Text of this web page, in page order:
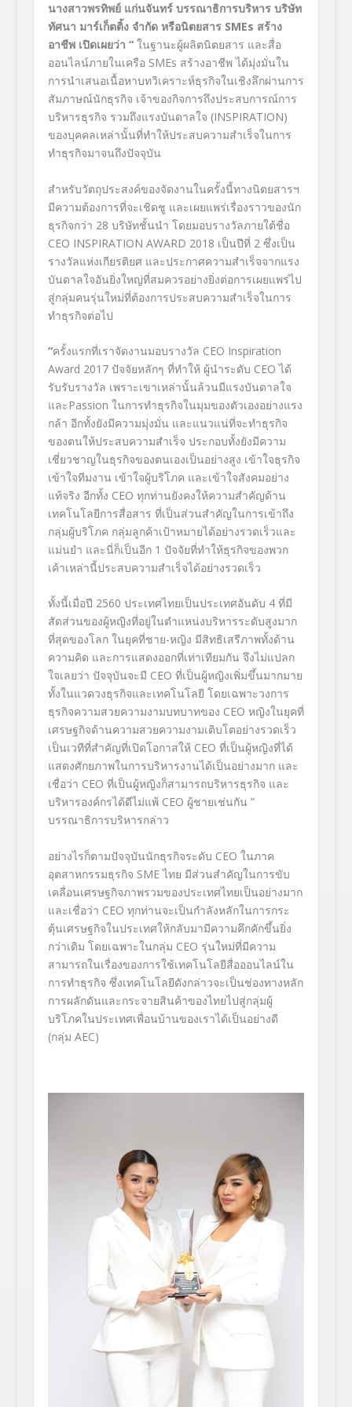
นางสาวพรทิพย์ แก่นจันทร์ บรรณาธิการบริหาร บริษัท
ทัศนา มาร์เก็ตติ้ง จำกัด หรือนิตยสาร SMEs สร้าง
อาชีพ เปิดเผยว่า “ในฐานะผู้ผลิตนิตยสาร และสื่อ
ออนไลน์ภายในเครือ SMEs สร้างอาชีพ ได้มุ่งมั่นใน
การนำเสนอเนื้อหาบทวิเคราะห์ธุรกิจในเชิงลึกผ่านการ
สัมภาษณ์นักธุรกิจ เจ้าของกิจการถึงประสบการณ์การ
บริหารธุรกิจ รวมถึงแรงบันดาลใจ (INSPIRATION)
ของบุคคลเหล่านั้นที่ทำให้ประสบความสำเร็จในการ
ทำธุรกิจมาจนถึงปัจจุบัน
สำหรับวัตถุประสงค์ของจัดงานในครั้งนี้ทางนิตยสารฯ
มีความต้องการที่จะเชิดชู และเผยแพร่เรื่องราวของนัก
ธุรกิจกว่า 28 บริษัทชั้นนำ โดยมอบรางวัลภายใต้ชื่อ
CEO INSPIRATION AWARD 2018 เป็นปีที่ 2 ซึ่งเป็น
รางวัลแห่งเกียรติยศ และประกาศความสำเร็จจากแรง
บันดาลใจอันยิ่งใหญ่ที่สมควรอย่างยิ่งต่อการเผยแพร่ไป
สู่กลุ่มคนรุ่นใหม่ที่ต้องการประสบความสำเร็จในการ
ทำธุรกิจต่อไป
“ครั้งแรกที่เราจัดงานมอบรางวัล CEO Inspiration
Award 2017 ปัจจัยหลักๆ ที่ทำให้ ผู้นำระดับ CEO ได้
รับรับรางวัล เพราะเขาเหล่านั้นล้วนมีแรงบันดาลใจ
และPassion ในการทำธุรกิจในมุมของตัวเองอย่างแรง
กล้า อีกทั้งยังมีความมุ่งมั่น และแนวแน่ที่จะทำธุรกิจ
ของตนให้ประสบความสำเร็จ ประกอบทั้งยังมีความ
เชี่ยวชาญในธุรกิจของตนเองเป็นอย่างสูง เข้าใจธุรกิจ
เข้าใจทีมงาน เข้าใจผู้บริโภค และเข้าใจสังคมอย่าง
แท้จริง อีกทั้ง CEO ทุกท่านยังคงให้ความสำคัญด้าน
เทคโนโลยีการสื่อสาร ที่เป็นส่วนสำคัญในการเข้าถึง
กลุ่มผู้บริโภค กลุ่มลูกค้าเป้าหมายได้อย่างรวดเร็วและ
แม่นยำ และนี่ก็เป็นอีก 1 ปัจจัยที่ทำให้ธุรกิจของพวก
เค้าเหล่านี้ประสบความสำเร็จได้อย่างรวดเร็ว
ทั้งนี้เมื่อปี 2560 ประเทศไทยเป็นประเทศอันดับ 4 ที่มี
สัดส่วนของผู้หญิงที่อยู่ในตำแหน่งบริหารระดับสูงมาก
ที่สุดของโลก ในยุคที่ชาย-หญิง มีสิทธิเสรีภาพทั้งด้าน
ความคิด และการแสดงออกที่เท่าเทียมกัน จึงไม่แปลก
ใจเลยว่า ปัจจุบันจะมี CEO ที่เป็นผู้หญิงเพิ่มขึ้นมากมาย
ทั้งในแวดวงธุรกิจและเทคโนโลยี โดยเฉพาะวงการ
ธุรกิจความสวยความงามบทบาทของ CEO หญิงในยุคที่
เศรษฐกิจด้านความสวยความงามเติบโตอย่างรวดเร็ว
เป็นเวทีที่สำคัญที่เปิดโอกาสให้ CEO ที่เป็นผู้หญิงที่ได้
แสดงศักยภาพในการบริหารงานได้เป็นอย่างมาก และ
เชื่อว่า CEO ที่เป็นผู้หญิงก็สามารถบริหารธุรกิจ และ
บริหารองค์กรได้ดีไม่แพ้ CEO ผู้ชายเช่นกัน ”
บรรณาธิการบริหารกล่าว
อย่างไรก็ตามปัจจุบันนักธุรกิจระดับ CEO ในภาค
อุตสาหกรรมธุรกิจ SME ไทย มีส่วนสำคัญในการขับ
เคลื่อนเศรษฐกิจภาพรวมของประเทศไทยเป็นอย่างมาก
และเชื่อว่า CEO ทุกท่านจะเป็นกำลังหลักในการกระ
ตุ้นเศรษฐกิจในประเทศให้กลับมามีความคึกคักขึ้นยิ่ง
กว่าเดิม โดยเฉพาะในกลุ่ม CEO รุ่นใหม่ที่มีความ
สามารถในเรื่องของการใช้เทคโนโลยีสื่อออนไลน์ใน
การทำธุรกิจ ซึ่งเทคโนโลยีดังกล่าวจะเป็นช่องทางหลัก
การผลักดันและกระจายสินค้าของไทยไปสู่กลุ่มผู้
บริโภคในประเทศเพื่อนบ้านของเราได้เป็นอย่างดี
(กลุ่ม AEC)